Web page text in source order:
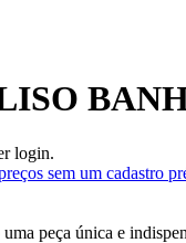
login.
sem um cadastro
peça única e